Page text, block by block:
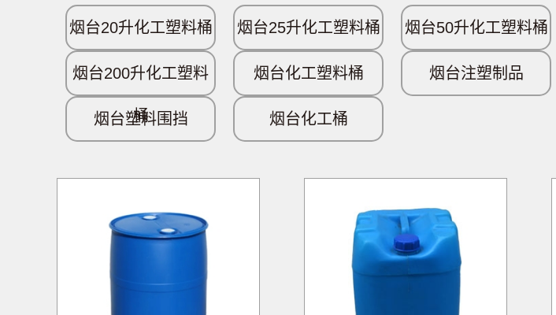
烟台20升化工塑料桶 烟台25升化工塑料桶 烟台50升化工塑料桶
烟台200升化工塑料
桶
烟台化工塑料桶 烟台注塑制品
烟台塑料围挡 烟台化工桶